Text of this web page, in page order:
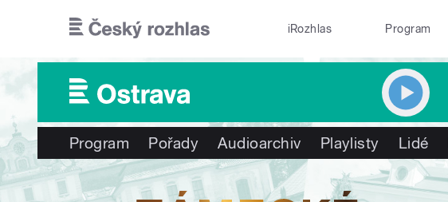
iRozhlas Program
Program Pořady Audioarchiv Playlisty Lidé